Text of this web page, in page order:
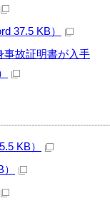
37.5 KB）
事故証明書が入手
KB）